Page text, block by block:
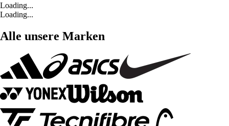
Loading...
Loading...
Alle unsere Marken